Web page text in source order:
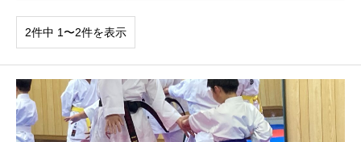
2件中 1〜2件を表示